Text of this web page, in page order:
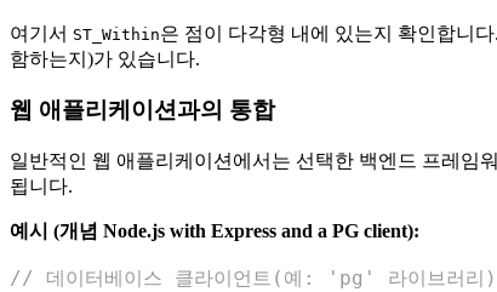
여기서 ST_Within은 점이 다각형 내에 있는지 확인합니
함하는지)가 있습니다.
웹 애플리케이션과의 통합
일반적인 웹 애플리케이션에서는 선택한 백엔드 프레임
됩니다.
예시 (개념 Node.js with Express and a PG client):
// 데이터베이스 클라이언트(예: 'pg' 라이브러리)